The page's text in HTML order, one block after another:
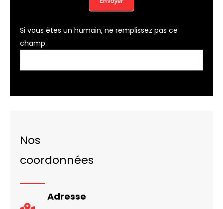
Si vous êtes un humain, ne remplissez pas ce
champ.
Nos
coordonnées
Adresse